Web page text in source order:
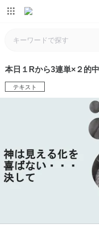
本日１Rから3連単×２的
テキスト